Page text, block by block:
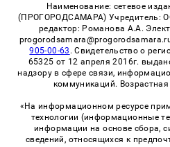
Наименование: сетевое
(ПРОГОРОДСАМАРА) Учредитель:
редактор: Романова А.А.
905-00-63 . Свидетельство о
65325 от 12 апреля 2016г.
надзору в сфере связи,
коммуникаций.
«На информационном ресурсе
технологии (информационные
информации на основе сбора,
сведений, относящихся к